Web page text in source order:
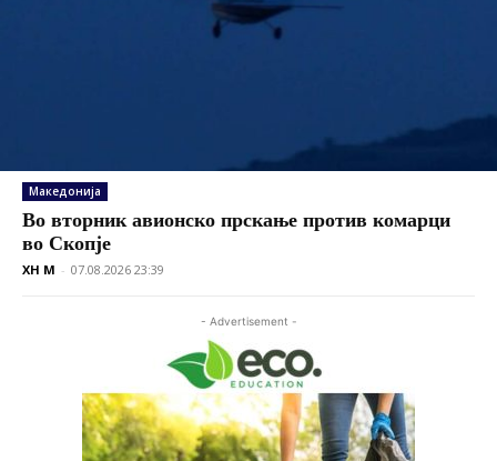
Македонија
Во вторник авионско прскање против комарци
во Скопје
XH M - 07.08.2026 23:39
- Advertisement -